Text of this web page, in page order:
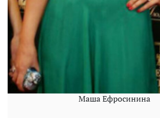
Маша Ефросинина